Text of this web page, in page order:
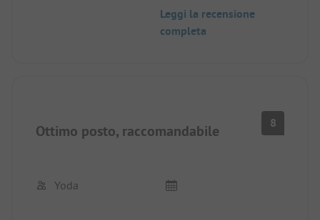
adatto anche a roulotte più grandi.Leggi la recensione
completa
Ottimo posto, raccomandabile 8
Yoda